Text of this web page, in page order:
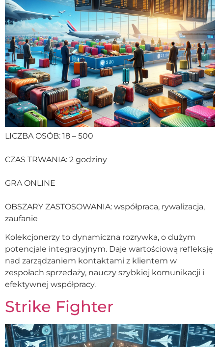
LICZBA OSÓB: 18 – 500
CZAS TRWANIA: 2 godziny
GRA ONLINE
OBSZARY ZASTOSOWANIA: współpraca, rywalizacja,
zaufanie
Kolekcjonerzy to dynamiczna rozrywka, o dużym
potencjale integracyjnym. Daje wartościową refleksję
nad zarządzaniem kontaktami z klientem w
zespołach sprzedaży, nauczy szybkiej komunikacji i
efektywnej współpracy.
Strike Fighter